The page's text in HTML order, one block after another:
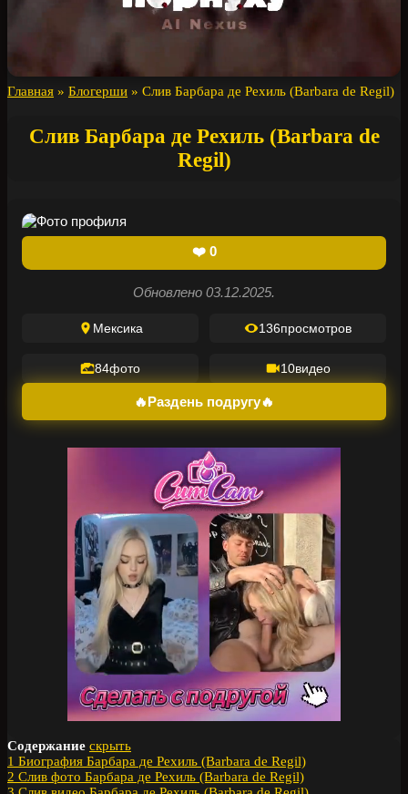
Главная » Блогерши » Слив Барбара де Рехиль (Barbara de Regil)
Слив Барбара де Рехиль (Barbara de
Regil)
❤️ 0
Обновлено 03.12.2025.
Мексика 136просмотров
84фото 10видео
🔥Раздень подругу🔥
Содержание скрыть
1 Биография Барбара де Рехиль (Barbara de Regil)
2 Слив фото Барбара де Рехиль (Barbara de Regil)